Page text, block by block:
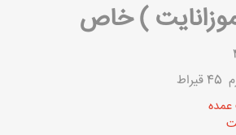
) خاص